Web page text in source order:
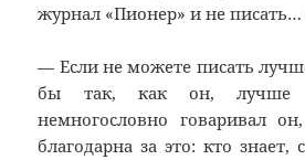
журнал «Пионер» и не писать…
— Если не можете писать
бы так, как он,
немногословно говаривал
благодарна за это: кто знает,